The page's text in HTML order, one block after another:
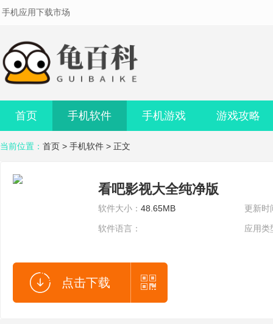
手机应用下载市场
首页 手机软件 手机游戏 游戏攻略
当前位置： 首页 > 手机软件 > 正文
看吧影视大全纯净版
软件大小： 48.65MB 更新时
软件语言： 应用类
点击下载